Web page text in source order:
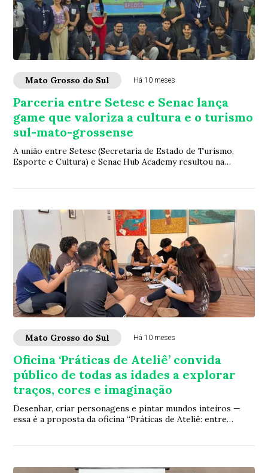
Mato Grosso do Sul Há 10 meses
Parceria entre Setesc e Senac lança
game que valoriza a cultura e o turismo
sul-mato-grossense
A união entre Setesc (Secretaria de Estado de Turismo,
Esporte e Cultura) e Senac Hub Academy resultou na
Mato Grosso do Sul Há 10 meses
Oficina ‘Práticas de Ateliê’ convida
público de todas as idades a explorar
traços, cores e imaginação
Desenhar, criar personagens e pintar mundos inteiros —
essa é a proposta da oficina “Práticas de Ateliê: entre